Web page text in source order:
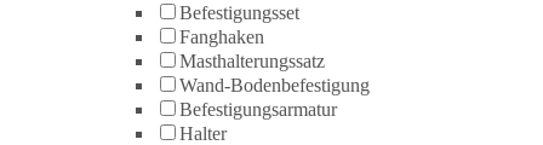
Befestigungsset
Fanghaken
Masthalterungssatz
Wand-Bodenbefestigung
Befestigungsarmatur
Halter